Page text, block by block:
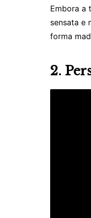
Embora a
sensata e
forma
2.